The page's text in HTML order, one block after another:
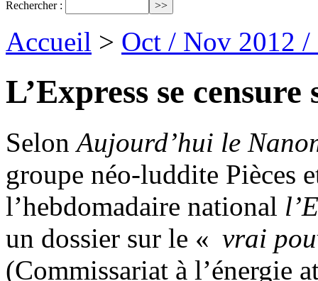
Rechercher :
Accueil > Oct / Nov 2012 /
L’Express se
SelonAujourd’hui le
groupe néo-luddite Pièces
l’hebdomadaire national
un dossier sur le « vrai
(Commissariat à l’énergie